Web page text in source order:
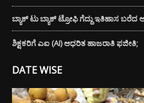
ಬ್ಯಾಕ್ ಟು ಬ್ಯಾಕ್ ಟ್ರೋಫಿ ಗೆದ್ದು ಇತಿಹಾಸ
ಶಿಕ್ಷಕರಿಗೆ ಎಐ (AI) ಆಧರಿತ ಹಾಜರಾತಿ ಫಜೀತಿ;
DATE WISE